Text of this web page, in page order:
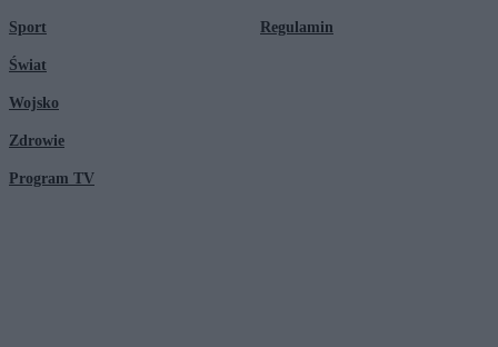
Sport
Świat
Wojsko
Zdrowie
Program TV
Regulamin